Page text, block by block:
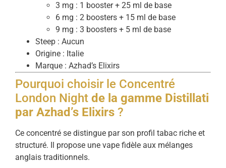
3 mg : 1 booster + 25 ml de base
6 mg : 2 boosters + 15 ml de base
9 mg : 3 boosters + 5 ml de base
Steep : Aucun
Origine : Italie
Marque : Azhad’s Elixirs
Pourquoi choisir le Concentré
London Night de la gamme Distillati
par Azhad’s Elixirs ?
Ce concentré se distingue par son profil tabac riche et
structuré. Il propose une vape fidèle aux mélanges
anglais traditionnels.